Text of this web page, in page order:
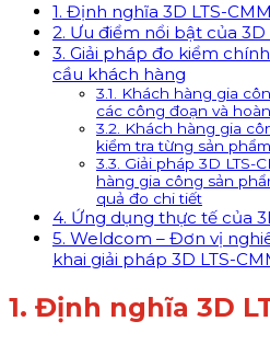
1. Định nghĩa 3D LTS-
2. Ưu điểm nổi bật của 3D
3. Giải pháp đo kiểm
cầu khách hàng
3.1. Khách hàng gia
các công đoạn và
3.2. Khách hàng gia
kiểm tra từng sản phẩm
3.3. Giải pháp 3D LTS-
hàng gia công sản
quả đo chi tiết
4. Ứng dụng thực tế của
5. Weldcom – Đơn vị
khai giải pháp 3D LTS-
1. Định nghĩa 3D